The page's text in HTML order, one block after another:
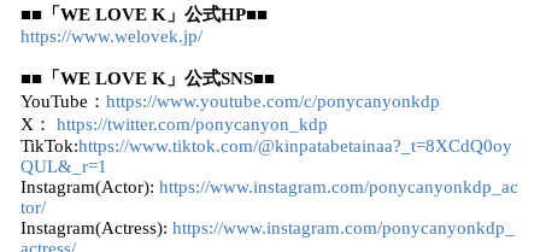
■■ 「WE LOVE K」公式HP■■
https://www.welovek.jp/
■■ 「WE LOVE K」公式SNS■■
YouTube： https://www.youtube.com/c/ponycanyonkdp
X： https://twitter.com/ponycanyon_kdp
TikTok:https://www.tiktok.com/@kinpatabetainaa?_t=8XCdQ0oy
QUL&_r=1
Instagram(Actor): https://www.instagram.com/ponycanyonkdp_ac
tor/
Instagram(Actress): https://www.instagram.com/ponycanyonkdp_